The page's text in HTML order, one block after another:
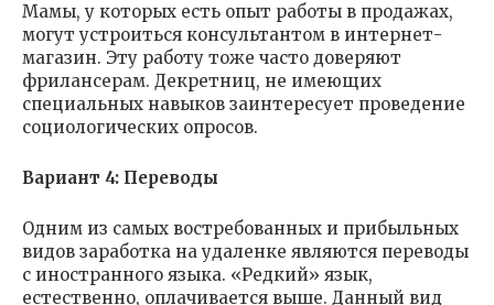
Мамы, у которых есть опыт работы в продажах,
могут устроиться консультантом в интернет-
магазин. Эту работу тоже часто доверяют
фрилансерам. Декретниц, не имеющих
специальных навыков заинтересует проведение
социологических опросов.
Вариант 4: Переводы
Одним из самых востребованных и прибыльных
видов заработка на удаленке являются переводы
с иностранного языка. «Редкий» язык,
естественно, оплачивается выше. Данный вид